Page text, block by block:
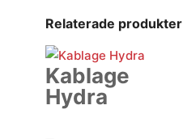
Relaterade produkter
Kablage
Hydra